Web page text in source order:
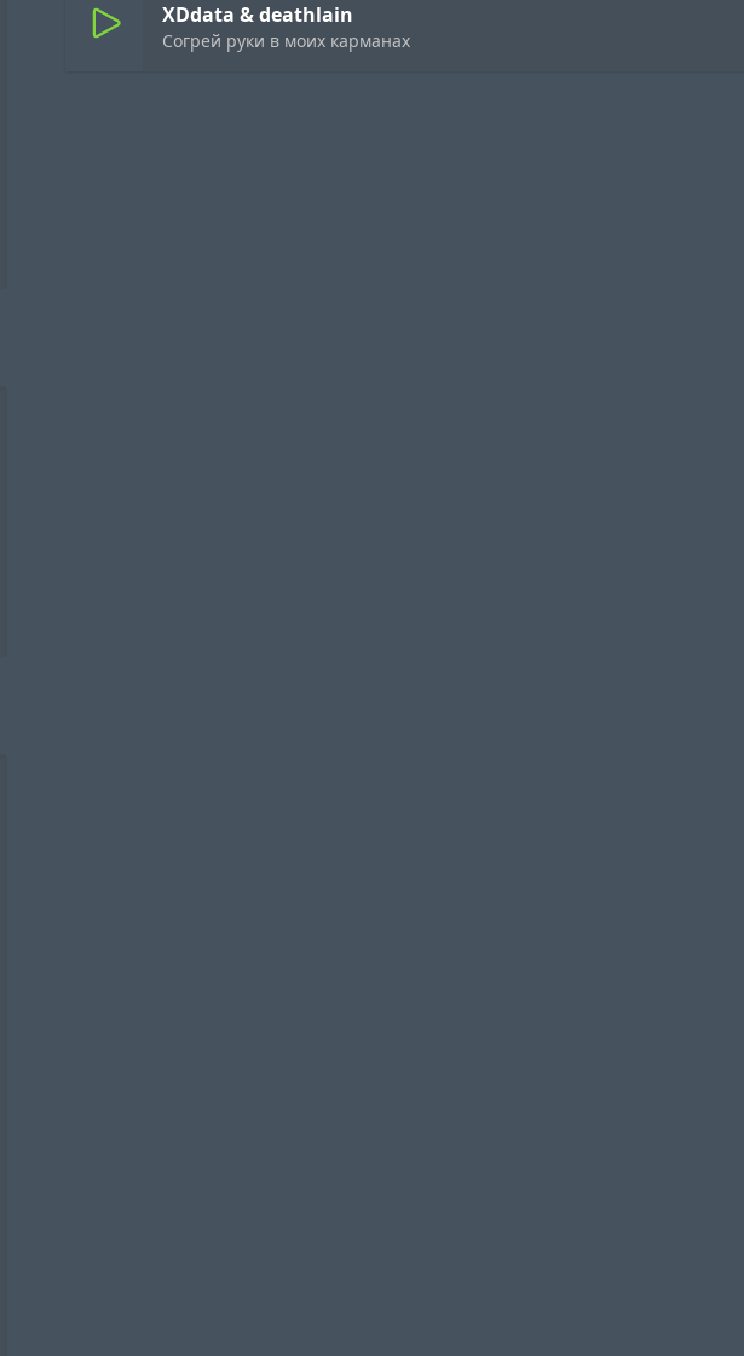
XDdata & deathlain
Согрей руки в моих карманах